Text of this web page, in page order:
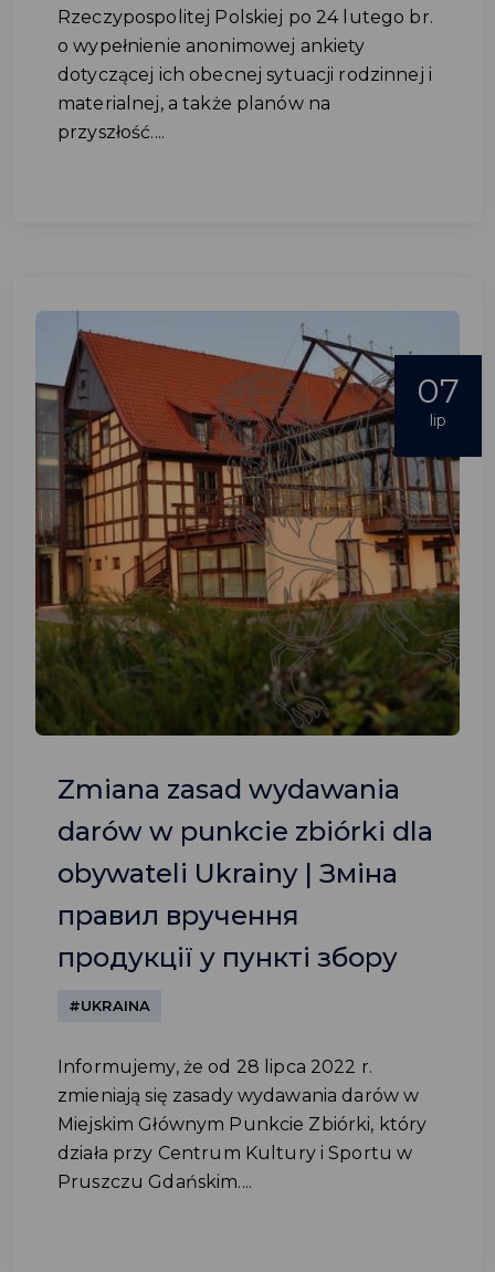
Rzeczypospolitej Polskiej po 24 lutego br.
o wypełnienie anonimowej ankiety
dotyczącej ich obecnej sytuacji rodzinnej i
materialnej, a także planów na
przyszłość....
07
lip
Zmiana zasad wydawania
darów w punkcie zbiórki dla
obywateli Ukrainy | Зміна
правил вручення
продукції у пункті збору
#UKRAINA
Informujemy, że od 28 lipca 2022 r.
zmieniają się zasady wydawania darów w
Miejskim Głównym Punkcie Zbiórki, który
działa przy Centrum Kultury i Sportu w
Pruszczu Gdańskim....